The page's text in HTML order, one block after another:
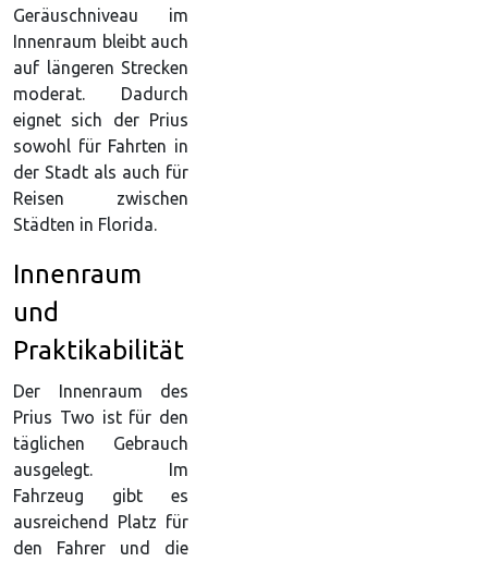
Geräuschniveau im
Innenraum bleibt auch
auf längeren Strecken
moderat. Dadurch
eignet sich der Prius
sowohl für Fahrten in
der Stadt als auch für
Reisen zwischen
Städten in Florida.
Innenraum
und
Praktikabilität
Der Innenraum des
Prius Two ist für den
täglichen Gebrauch
ausgelegt. Im
Fahrzeug gibt es
ausreichend Platz für
den Fahrer und die